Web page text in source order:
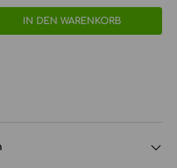
IN DEN WARENKORB